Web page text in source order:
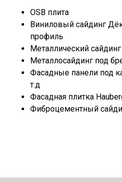
OSB плита
Виниловый сайдинг
профиль
Металлический сайдинг
Металлосайдинг под
Фасадные панели под
т.д
Фасадная плитка
Фиброцементный